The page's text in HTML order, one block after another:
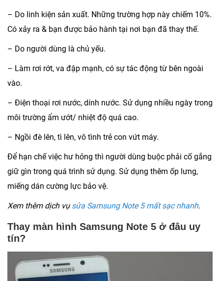
– Do linh kiện sản xuất. Những trường hợp này chiếm 10%.
Có xảy ra & bạn được bảo hành tại nơi bạn đã thay thế.
– Do người dùng là chủ yếu.
– Làm rơi rớt, va đập mạnh, có sự tác động từ bên ngoài
vào.
– Điện thoại rơi nước, dính nước. Sử dụng nhiều ngày trong
môi trường ẩm ướt/ nhiệt độ quá cao.
– Ngồi đè lên, tì lên, vô tình trẻ con vứt máy.
Để hạn chế việc hư hỏng thì người dùng buộc phải cố gắng
giữ gìn trong quá trình sử dụng. Sử dụng thêm ốp lưng,
miếng dán cường lực bảo vệ.
Xem thêm dịch vụ sửa Samsung Note 5 mất sạc nhanh.
Thay màn hình Samsung Note 5 ở đâu uy
tín?